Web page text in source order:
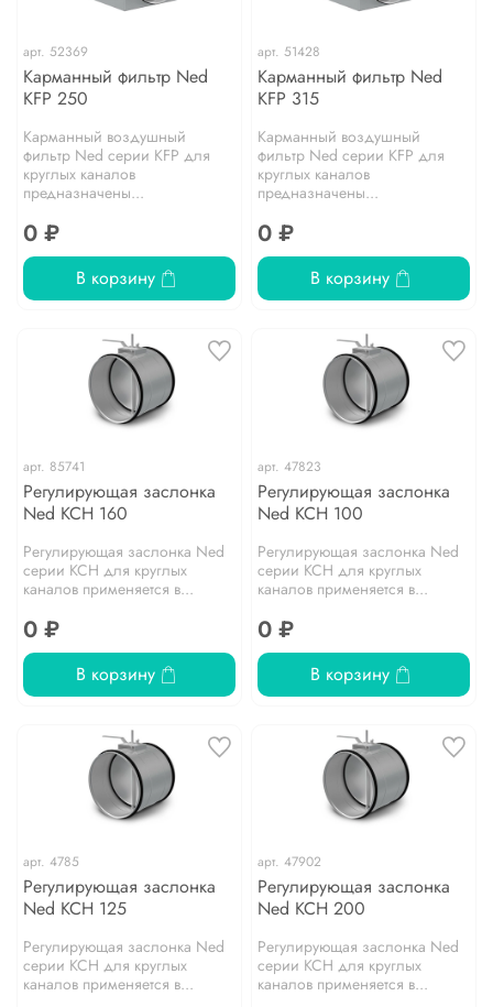
арт. 52369
Карманный фильтр Ned
KFP 250
Карманный воздушный
фильтр Ned серии KFP для
круглых каналов
предназначены...
0 ₽
В корзину
арт. 51428
Карманный фильтр Ned
KFP 315
Карманный воздушный
фильтр Ned серии KFP для
круглых каналов
предназначены...
0 ₽
В корзину
арт. 85741
Регулирующая заслонка
Ned KCH 160
Регулирующая заслонка Ned
серии KCH для круглых
каналов применяется в...
0 ₽
В корзину
арт. 47823
Регулирующая заслонка
Ned KCH 100
Регулирующая заслонка Ned
серии KCH для круглых
каналов применяется в...
0 ₽
В корзину
арт. 4785
Регулирующая заслонка
Ned KCH 125
Регулирующая заслонка Ned
серии KCH для круглых
каналов применяется в...
арт. 47902
Регулирующая заслонка
Ned KCH 200
Регулирующая заслонка Ned
серии KCH для круглых
каналов применяется в...